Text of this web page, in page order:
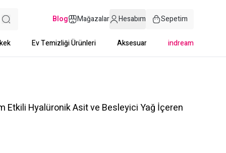
Blog Mağazalar Hesabım Sepetim
Ev Temizliği Ürünleri Aksesuar indream
Etkili Hyalüronik Asit ve Besleyici Yağ İçeren